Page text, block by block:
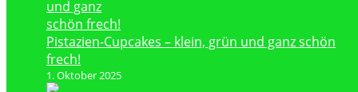
Pistazien-Cupcakes – klein, grün und ganz schön
frech!
1. Oktober 2025